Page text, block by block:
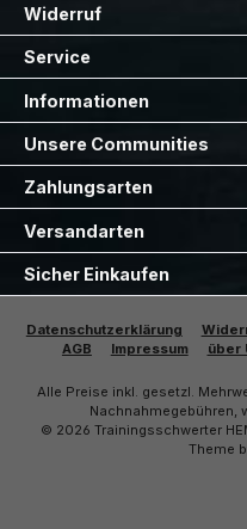
Widerruf
Service
Informationen
Unsere Communities
Zahlungsarten
Versandarten
Sicher Einkaufen
Datenschutzerklärung
AGB
Impressum über
Alle Preise inkl. gesetzl.
Nachnahmegebühren,
© 2026 Trainingsschwerter
Theme